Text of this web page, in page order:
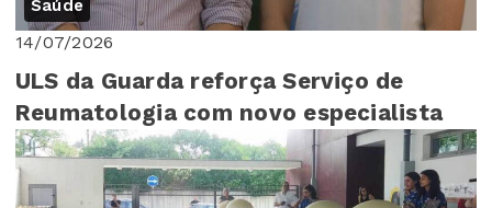
Saúde
14/07/2026
ULS da Guarda reforça Serviço de
Reumatologia com novo especialista